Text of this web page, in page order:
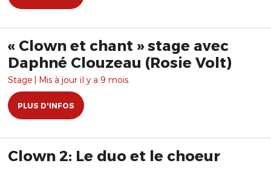
« Clown et chant » stage avec
Daphné Clouzeau (Rosie Volt)
Stage | Mis à jour il y a 9 mois.
PLUS D'INFOS
Clown 2: Le duo et le choeur